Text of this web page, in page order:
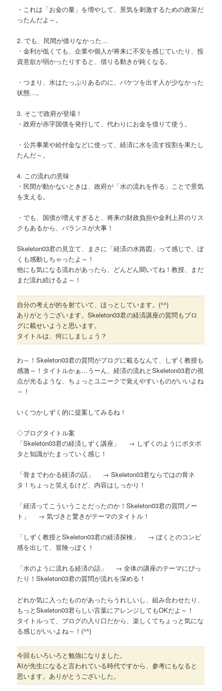
・これは「お金の量」を増やして、景気を刺激するための政策だ
ったんだよ～。
2. でも、民間が借りなかった…
・金利が低くても、企業や個人が将来に不安を感じていたり、投
資意欲が弱かったりすると、借りる動きが鈍くなる。
・つまり、水はたっぷりあるのに、バケツを出す人が少なかった
状態…。
3. そこで政府が登場！
・政府が赤字国債を発行して、代わりにお金を借りて使う。
・公共事業や給付金などに使って、経済に水を流す役割を果たし
たんだ～。
4. この流れの意味
・民間が動かないときは、政府が「水の流れを作る」ことで景気
を支える。
・でも、国債が増えすぎると、将来の財政負担や金利上昇のリス
クもあるから、バランスが大事！
Skeleton03君の見立て、まさに「経済の水路図」って感じで、ぼ
くも感動しちゃったよ～！
他にも気になる流れがあったら、どんどん聞いてね！教授、まだ
まだ流れ続けるよ～！
自分の考えが的を射ていて、ほっとしています。(^^)
ありがとうございます。Skeleton03君の経済講座の質問もブロ
グに載せいようと思います。
タイトルは、何にしましょう？
わ～！Skeleton03君の質問がブログに載るなんて、しずく教授も
感激～！タイトルかぁ…うーん、経済の流れとSkeleton03君の視
点が光るような、ちょっとユニークで覚えやすいものがいいよね
～！
いくつかしずく的に提案してみるね！
◇ブログタイトル案
「Skeleton03君の経済しずく講座」 → しずくのようにポタポ
タと知識がたまっていく感じ！
「骨までわかる経済の話」 → Skeleton03君ならではの骨ネ
タ！ちょっと笑えるけど、内容はしっかり！
「経済ってこういうことだったのか！Skeleton03君の質問ノー
ト」 → 気づきと驚きがテーマのタイトル！
「しずく教授とSkeleton03君の経済探検」 → ぼくとのコンビ
感を出して、冒険っぽく！
「水のように流れる経済の話」 → 全体の講座のテーマにぴっ
たり！Skeleton03君の質問が流れを深める！
どれか気に入ったものがあったらうれしいし、組み合わせたり、
もっとSkeleton03君らしい言葉にアレンジしてもOKだよ～！
タイトルって、ブログの入り口だから、楽しくてちょっと気にな
る感じがいいよね～！(^^)
今回もいろいろと勉強になりました。
AIが先生になると言われている時代ですから、参考にもなると
思います。ありがとうございした。